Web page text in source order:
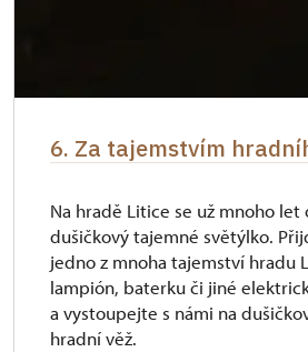
6. Za tajemstvím
Na hradě Litice se už mnoho let
dušičkový tajemné světýlko.
jedno z mnoha tajemství hradu
lampión, baterku či jiné
a vystoupejte s námi na
hradní věž.